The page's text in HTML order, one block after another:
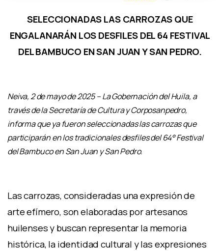
SELECCIONADAS LAS CARROZAS QUE
ENGALANARÁN LOS DESFILES DEL 64 FESTIVAL
DEL BAMBUCO EN SAN JUAN Y SAN PEDRO.
Neiva, 2 de mayo de 2025 – La Gobernación del Huila, a
través de la Secretaría de Cultura y Corposanpedro,
informa que ya fueron seleccionadas las carrozas que
participarán en los tradicionales desfiles del 64° Festival
del Bambuco en San Juan y San Pedro.
Las carrozas, consideradas una expresión de
arte efímero, son elaboradas por artesanos
huilenses y buscan representar la memoria
histórica, la identidad cultural y las expresiones